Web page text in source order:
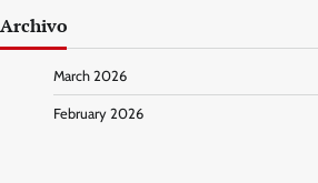
Archivo
March 2026
February 2026